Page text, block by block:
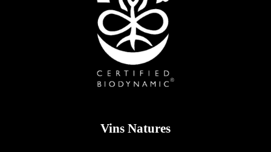
Vins Natures